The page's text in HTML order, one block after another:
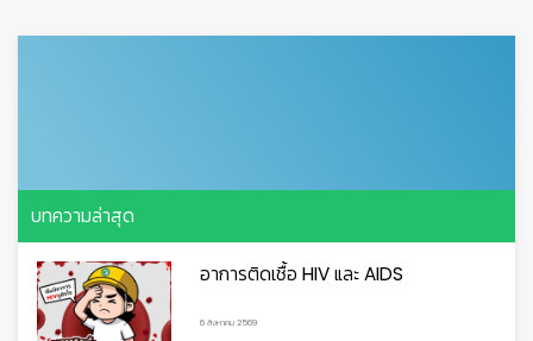
🦺
บทความล่าสุด
อาการติดเชื้อ HIV และ AIDS
6 สิงหาคม 2569